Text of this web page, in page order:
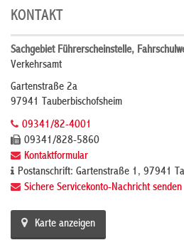
KONTAKT
Sachgebiet Führerscheinstelle,
Verkehrsamt
Gartenstraße 2a
97941 Tauberbischofsheim
09341/82-4001
09341/828-5860
Kontaktformular
Postanschrift: Gartenstraße 1, 97941
Sichere Servicekonto-Nachricht senden
Karte anzeigen